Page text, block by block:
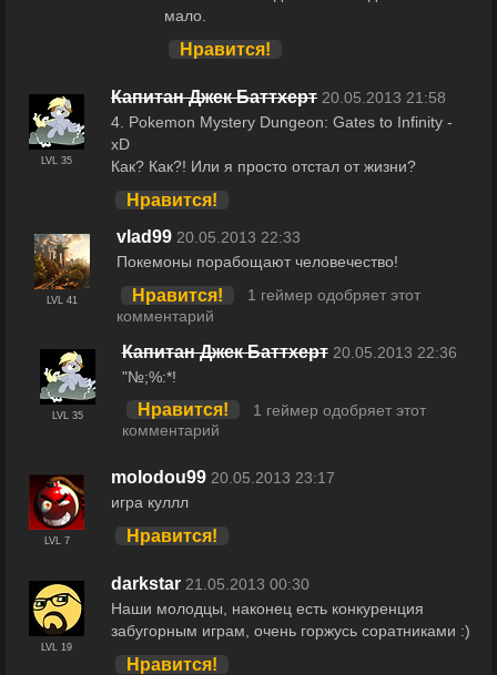
мало.
Нравится!
LVL 35
Капитан Джек Баттхерт 20.05.2013 21:58
4. Pokemon Mystery Dungeon: Gates to Infinity -
xD
Как? Как?! Или я просто отстал от жизни?
Нравится!
LVL 41
vlad99 20.05.2013 22:33
Покемоны порабощают человечество!
Нравится!
1 геймер одобряет этот
комментарий
LVL 35
Капитан Джек Баттхерт 20.05.2013 22:36
"№;%:*!
Нравится!
1 геймер одобряет этот
комментарий
LVL 7
molodou99 20.05.2013 23:17
игра куллл
Нравится!
LVL 19
darkstar 21.05.2013 00:30
Наши молодцы, наконец есть конкуренция
забугорным играм, очень горжусь соратниками :)
Нравится!